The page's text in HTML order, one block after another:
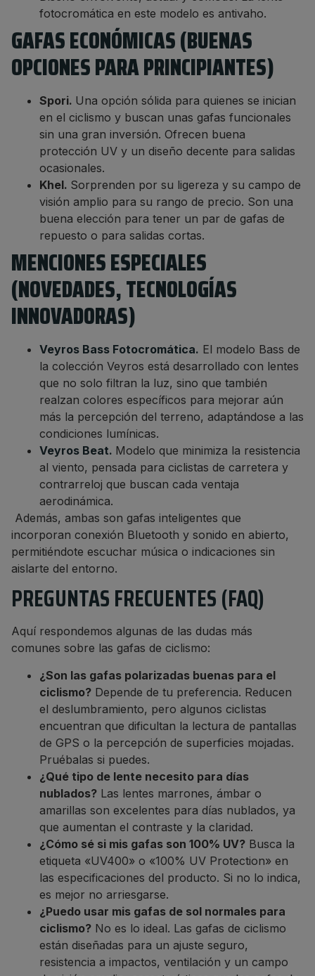
fotocromática en este modelo es antivaho.
GAFAS ECONÓMICAS (BUENAS
OPCIONES PARA PRINCIPIANTES)
Spori. Una opción sólida para quienes se inician
en el ciclismo y buscan unas gafas funcionales
sin una gran inversión. Ofrecen buena
protección UV y un diseño decente para salidas
ocasionales.
Khel. Sorprenden por su ligereza y su campo de
visión amplio para su rango de precio. Son una
buena elección para tener un par de gafas de
repuesto o para salidas cortas.
MENCIONES ESPECIALES
(NOVEDADES, TECNOLOGÍAS
INNOVADORAS)
Veyros Bass Fotocromática. El modelo Bass de
la colección Veyros está desarrollado con lentes
que no solo filtran la luz, sino que también
realzan colores específicos para mejorar aún
más la percepción del terreno, adaptándose a las
condiciones lumínicas.
Veyros Beat. Modelo que minimiza la resistencia
al viento, pensada para ciclistas de carretera y
contrarreloj que buscan cada ventaja
aerodinámica.
Además, ambas son gafas inteligentes que
incorporan conexión Bluetooth y sonido en abierto,
permitiéndote escuchar música o indicaciones sin
aislarte del entorno.
PREGUNTAS FRECUENTES (FAQ)
Aquí respondemos algunas de las dudas más
comunes sobre las gafas de ciclismo:
¿Son las gafas polarizadas buenas para el
ciclismo? Depende de tu preferencia. Reducen
el deslumbramiento, pero algunos ciclistas
encuentran que dificultan la lectura de pantallas
de GPS o la percepción de superficies mojadas.
Pruébalas si puedes.
¿Qué tipo de lente necesito para días
nublados? Las lentes marrones, ámbar o
amarillas son excelentes para días nublados, ya
que aumentan el contraste y la claridad.
¿Cómo sé si mis gafas son 100% UV? Busca la
etiqueta «UV400» o «100% UV Protection» en
las especificaciones del producto. Si no lo indica,
es mejor no arriesgarse.
¿Puedo usar mis gafas de sol normales para
ciclismo? No es lo ideal. Las gafas de ciclismo
están diseñadas para un ajuste seguro,
resistencia a impactos, ventilación y un campo